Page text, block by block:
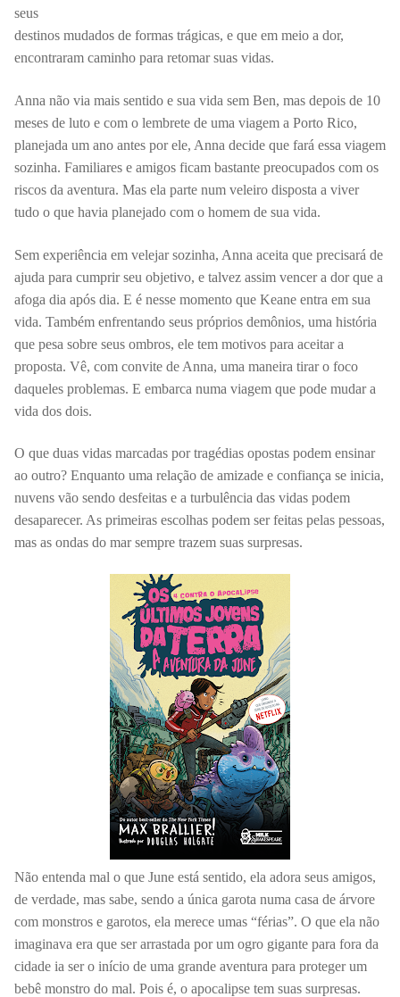
seus
destinos mudados de formas trágicas, e que em meio a dor,
encontraram caminho para retomar suas vidas.
Anna não via mais sentido e sua vida sem Ben, mas depois de 10
meses de luto e com o lembrete de uma viagem a Porto Rico,
planejada um ano antes por ele, Anna decide que fará essa viagem
sozinha. Familiares e amigos ficam bastante preocupados com os
riscos da aventura. Mas ela parte num veleiro disposta a viver
tudo o que havia planejado com o homem de sua vida.
Sem experiência em velejar sozinha, Anna aceita que precisará de
ajuda para cumprir seu objetivo, e talvez assim vencer a dor que a
afoga dia após dia. E é nesse momento que Keane entra em sua
vida. Também enfrentando seus próprios demônios, uma história
que pesa sobre seus ombros, ele tem motivos para aceitar a
proposta. Vê, com convite de Anna, uma maneira tirar o foco
daqueles problemas. E embarca numa viagem que pode mudar a
vida dos dois.
O que duas vidas marcadas por tragédias opostas podem ensinar
ao outro? Enquanto uma relação de amizade e confiança se inicia,
nuvens vão sendo desfeitas e a turbulência das vidas podem
desaparecer. As primeiras escolhas podem ser feitas pelas pessoas,
mas as ondas do mar sempre trazem suas surpresas.
Não entenda mal o que June está sentido, ela adora seus amigos,
de verdade, mas sabe, sendo a única garota numa casa de árvore
com monstros e garotos, ela merece umas “férias”. O que ela não
imaginava era que ser arrastada por um ogro gigante para fora da
cidade ia ser o início de uma grande aventura para proteger um
bebê monstro do mal. Pois é, o apocalipse tem suas surpresas.